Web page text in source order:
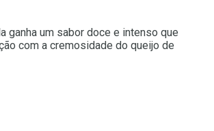
ganha um sabor doce e intenso que
com a cremosidade do queijo de